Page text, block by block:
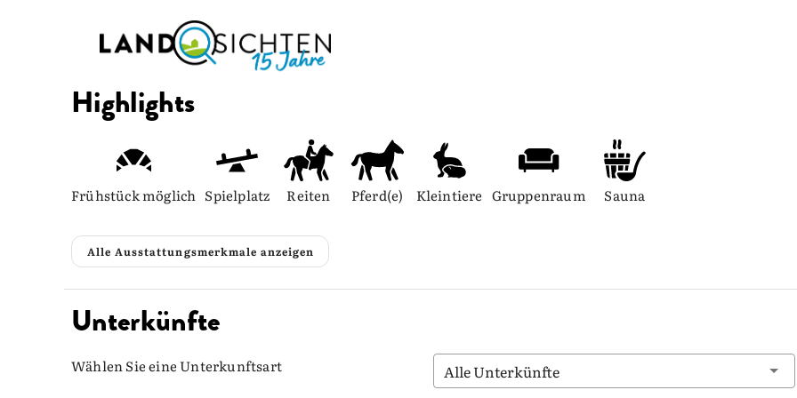
Highlights
Frühstück möglich Spielplatz Reiten Pferd(e) Kleintiere Gruppenraum Sauna
Alle Ausstattungsmerkmale anzeigen
Unterkünfte
Wählen Sie eine Unterkunftsart Alle Unterkünfte